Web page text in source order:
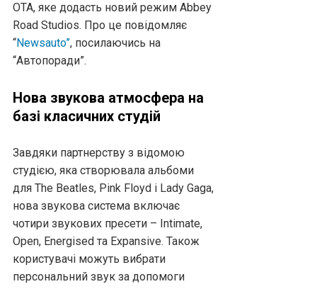
OTA, яке додасть новий режим Abbey
Road Studios. Про це повідомляє
“Newsauto”, посилаючись на
“Автопоради”.
Нова звукова атмосфера на
базі класичних студій
Завдяки партнерству з відомою
студією, яка створювала альбоми
для The Beatles, Pink Floyd і Lady Gaga,
нова звукова система включає
чотири звукових пресети – Intimate,
Open, Energised та Expansive. Також
користувачі можуть вибрати
персональний звук за допомоги